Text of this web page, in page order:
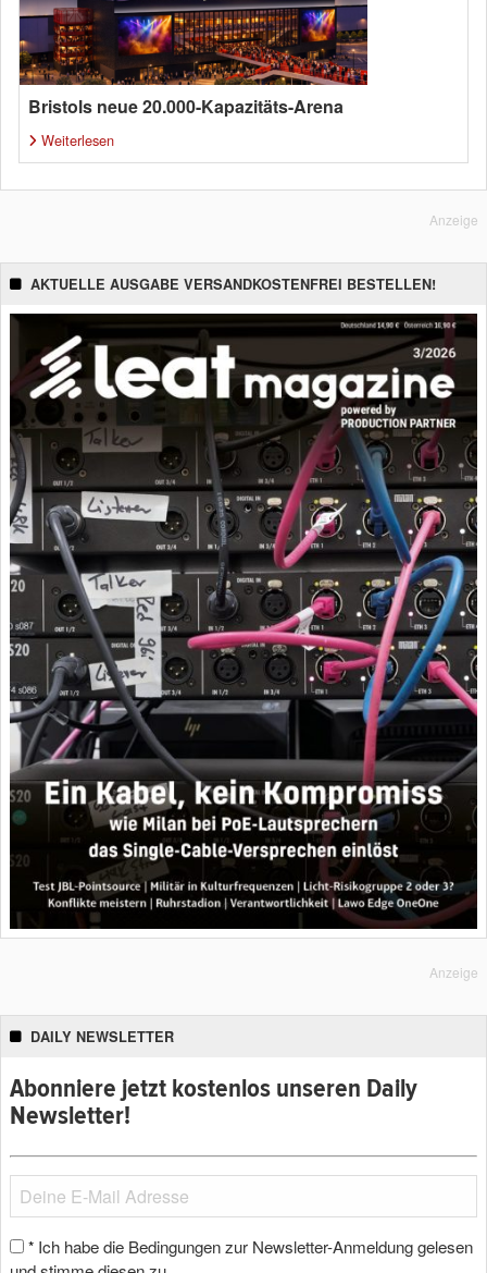
Bristols neue 20.000-Kapazitäts-Arena
Weiterlesen
Anzeige
AKTUELLE AUSGABE VERSANDKOSTENFREI BESTELLEN!
Anzeige
DAILY NEWSLETTER
Abonniere jetzt kostenlos unseren Daily
Newsletter!
* Ich habe die Bedingungen zur Newsletter-Anmeldung gelesen